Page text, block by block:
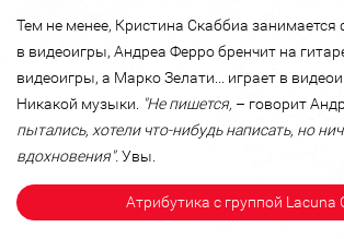
Тем не менее, Кристина Скаббиа занимается
в видеоигры, Андреа Ферро бренчит на
видеоигры, а Марко Зелати... играет в
Никакой музыки. "Не пишется, – говорит
пытались, хотели что-нибудь написать, но
вдохновения".Увы.
Атрибутика с группой Lacuna